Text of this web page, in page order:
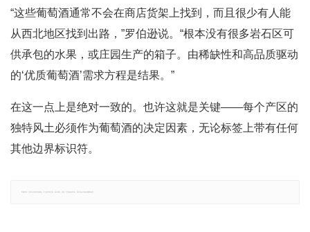
“这些葡萄酒通常不会在商店货架上找到，而且很少有人能
从西北地区找到出路，”罗伯逊说。“根本没有很多岩石区可
供承包的水果，或庄园生产的箱子。由稀缺性和高品质驱动
的‘优质葡萄酒’需求方程是结果。”
在这一点上是绝对一致的。也许这就是关键——每个产区的
独特风土必须作为葡萄酒的决定因素，无论标签上带有任何
其他边界标识符。
郑重声明：文章仅代表原作者观点，不代表本站立场；如有侵权、违规，可直接反馈本站，我们将会作修改或删除处理。